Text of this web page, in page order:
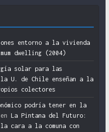
entorno a la vivienda
dwelling (2004)
solar para las
U. de Chile enseñan a la
colectores
podría tener en la
en La Pintana del Futuro:
cara a la comuna con